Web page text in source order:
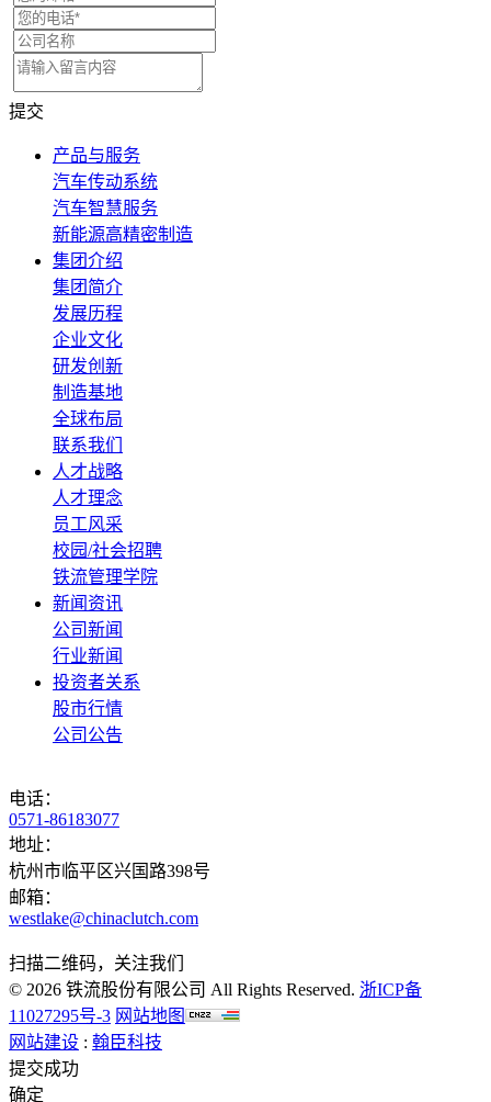
提交
产品与服务
汽车传动系统
汽车智慧服务
新能源高精密制造
集团介绍
集团简介
发展历程
企业文化
研发创新
制造基地
全球布局
联系我们
人才战略
人才理念
员工风采
校园/社会招聘
铁流管理学院
新闻资讯
公司新闻
行业新闻
投资者关系
股市行情
公司公告
电话：
0571-86183077
地址：
杭州市临平区兴国路398号
邮箱：
westlake@chinaclutch.com
扫描二维码，关注我们
© 2026 铁流股份有限公司 All Rights Reserved. 浙ICP备
11027295号-3 网站地图
网站建设 : 翰臣科技
提交成功
确定